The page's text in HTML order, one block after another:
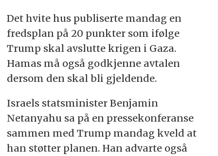
Det hvite hus publiserte mandag en
fredsplan på 20 punkter som ifølge
Trump skal avslutte krigen i Gaza.
Hamas må også godkjenne avtalen
dersom den skal bli gjeldende.
Israels statsminister Benjamin
Netanyahu sa på en pressekonferanse
sammen med Trump mandag kveld at
han støtter planen. Han advarte også